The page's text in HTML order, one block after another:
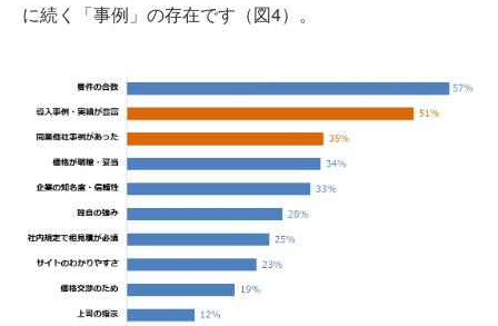
に続く「事例」の存在です（図4）。